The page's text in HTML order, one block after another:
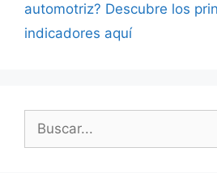
automotriz? Descubre los
indicadores aquí
Buscar: